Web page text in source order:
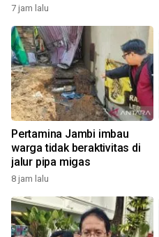
7 jam lalu
Pertamina Jambi imbau
warga tidak beraktivitas di
jalur pipa migas
8 jam lalu